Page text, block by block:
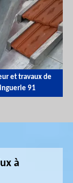
et travaux de
91
à